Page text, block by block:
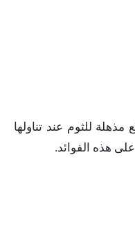
مذهلة للثوم عند تناولها
هذه الفوائد.